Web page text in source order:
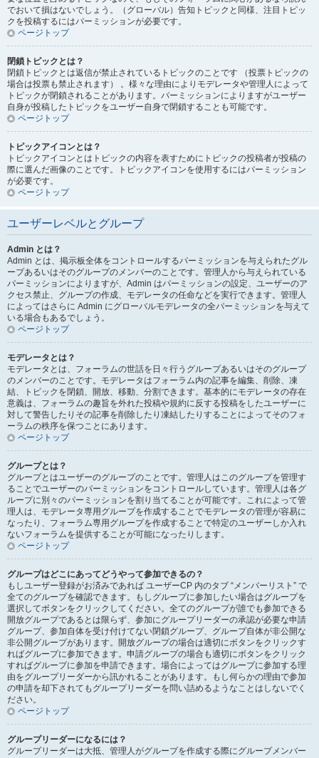
でおいて損はないでしょう。（グローバル）告知トピックと同様、注目トピッ
クを投稿するにはパーミッションが必要です。
ページトップ
閉鎖トピックとは？
閉鎖トピックとは返信が禁止されているトピックのことです （投票トピックの
場合は投票も禁止されます） 。様々な理由によりモデレータや管理人によって
トピックが閉鎖されることがあります。パーミッションによりますがユーザー
自身が投稿したトピックをユーザー自身で閉鎖することも可能です。
ページトップ
トピックアイコンとは？
トピックアイコンとはトピックの内容を表すためにトピックの投稿者が投稿の
際に選んだ画像のことです。トピックアイコンを使用するにはパーミッション
が必要です。
ページトップ
ユーザーレベルとグループ
Admin とは？
Admin とは、掲示板全体をコントロールするパーミッションを与えられたグル
ープあるいはそのグループのメンバーのことです。管理人から与えられている
パーミッションによりますが、Admin はパーミッションの設定、ユーザーのア
クセス禁止、グループの作成、モデレータの任命などを実行できます。管理人
によってはさらに Admin にグローバルモデレータの全パーミッションを与えて
いる場合もあるでしょう。
ページトップ
モデレータとは？
モデレータとは、フォーラムの世話を日々行うグループあるいはそのグループ
のメンバーのことです。モデレータはフォーラム内の記事を編集、削除、凍
結、トピックを閉鎖、開放、移動、分割できます。基本的にモデレータの存在
意義は、フォーラムの趣旨を外れた投稿や規約に反する投稿をしたユーザーに
対して警告したりその記事を削除したり凍結したりすることによってそのフォ
ーラムの秩序を保つことにあります。
ページトップ
グループとは？
グループとはユーザーのグループのことです。管理人はこのグループを管理す
ることでユーザーのパーミッションをコントロールしています。管理人は各グ
ループに別々のパーミッションを割り当てることが可能です。これによって管
理人は、モデレータ専用グループを作成することでモデレータの管理が容易に
なったり、フォーラム専用グループを作成することで特定のユーザーしか入れ
ないフォーラムを提供することが可能になったりします。
ページトップ
グループはどこにあってどうやって参加できるの？
もしユーザー登録がお済みであれば ユーザーCP 内のタブ “メンバーリスト” で
全てのグループを確認できます。もしグループに参加したい場合はグループを
選択してボタンをクリックしてください。全てのグループが誰でも参加できる
開放グループであるとは限らず、参加にグループリーダーの承認が必要な申請
グループ、参加自体を受け付けてない閉鎖グループ、グループ自体が非公開な
非公開グループがあります。開放グループの場合は適切にボタンをクリックす
ればグループに参加できます。申請グループの場合も適切にボタンをクリック
すればグループに参加を申請できます。場合によってはグループに参加する理
由をグループリーダーから訊かれることがあります。もし何らかの理由で参加
の申請を却下されてもグループリーダーを問い詰めるようなことはしないでく
ださい。
ページトップ
グループリーダーになるには？
グループリーダーは大抵、管理人がグループを作成する際にグループメンバー